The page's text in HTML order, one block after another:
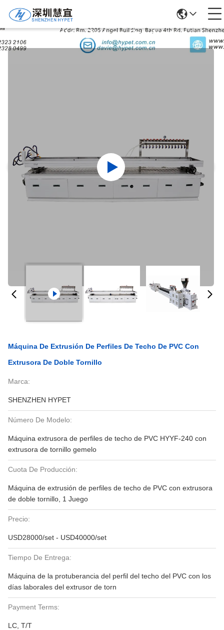
Detalles De Los Productos
Máquina De Extrusión De Perfiles De Techo De PVC Con
Extrusora De Doble Tornillo
Marca:
SHENZHEN HYPET
Número De Modelo:
Máquina extrusora de perfiles de techo de PVC HYYF-240 con
extrusora de tornillo gemelo
Cuota De Producción:
Máquina de extrusión de perfiles de techo de PVC con extrusora
de doble tornillo, 1 Juego
Precio:
USD28000/set - USD40000/set
Tiempo De Entrega:
Máquina de la protuberancia del perfil del techo del PVC con los
días laborales del extrusor de torn
Payment Terms:
LC, T/T